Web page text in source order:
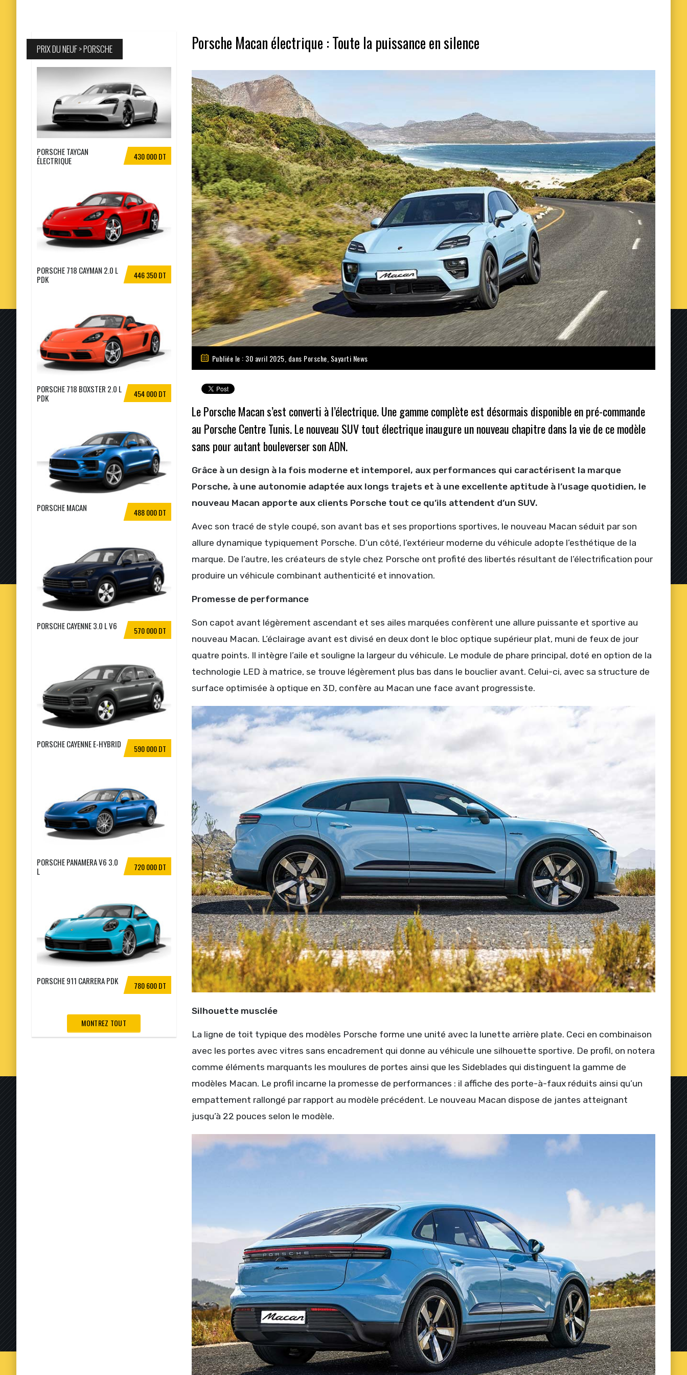
Porsche Macan électrique : Toute la puissance en silence
Publiée le : 30 avril 2025, dans Porsche Sayarti News
Le Porsche Macan s’est converti à l’électrique. Une gamme complète est désormais disponible en pré-commande
au Porsche Centre Tunis. Le nouveau SUV tout électrique inaugure un nouveau chapitre dans la vie de ce modèle
sans pour autant bouleverser son ADN.
Grâce à un design à la fois moderne et intemporel, aux performances qui caractérisent la marque
Porsche, à une autonomie adaptée aux longs trajets et à une excellente aptitude à l’usage quotidien, le
nouveau Macan apporte aux clients Porsche tout ce qu’ils attendent d’un SUV.
Avec son tracé de style coupé, son avant bas et ses proportions sportives, le nouveau Macan séduit par son
allure dynamique typiquement Porsche. D’un côté, l’extérieur moderne du véhicule adopte l’esthétique de la
marque. De l’autre, les créateurs de style chez Porsche ont profité des libertés résultant de l’électrification pour
produire un véhicule combinant authenticité et innovation.
Promesse de performance
Son capot avant légèrement ascendant et ses ailes marquées confèrent une allure puissante et sportive au
nouveau Macan. L’éclairage avant est divisé en deux dont le bloc optique supérieur plat, muni de feux de jour
quatre points. Il intègre l’aile et souligne la largeur du véhicule. Le module de phare principal, doté en option de la
technologie LED à matrice, se trouve légèrement plus bas dans le bouclier avant. Celui-ci, avec sa structure de
surface optimisée à optique en 3D, confère au Macan une face avant progressiste.
Silhouette musclée
La ligne de toit typique des modèles Porsche forme une unité avec la lunette arrière plate. Ceci en combinaison
avec les portes avec vitres sans encadrement qui donne au véhicule une silhouette sportive. De profil, on notera
comme éléments marquants les moulures de portes ainsi que les Sideblades qui distinguent la gamme de
modèles Macan. Le profil incarne la promesse de performances : il affiche des porte-à-faux réduits ainsi qu’un
empattement rallongé par rapport au modèle précédent. Le nouveau Macan dispose de jantes atteignant
jusqu’à 22 pouces selon le modèle.
PRIX DU NEUF > PORSCHE
430 000 DT
PORSCHE TAYCAN
ÉLECTRIQUE
446 350 DT
PORSCHE 718 CAYMAN 2.0 L
PDK
454 000 DT
PORSCHE 718 BOXSTER 2.0 L
PDK
488 000 DT
PORSCHE MACAN
570 000 DT
PORSCHE CAYENNE 3.0 L V6
590 000 DT
PORSCHE CAYENNE E-HYBRID
720 000 DT
PORSCHE PANAMERA V6 3.0
L
780 600 DT
PORSCHE 911 CARRERA PDK
MONTREZ TOUT